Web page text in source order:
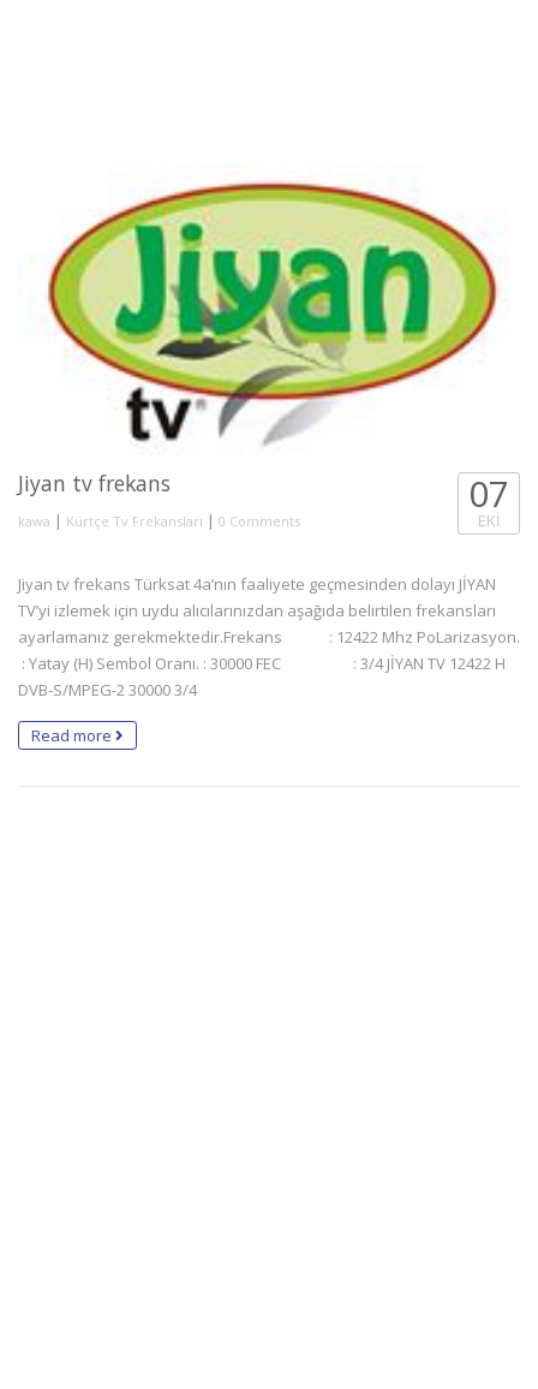
Jiyan tv frekans
kawa | Kürtçe Tv Frekansları | 0 Comments
07
EKI
Jiyan tv frekans Türksat 4a’nın faaliyete geçmesinden dolayı JİYAN
TV’yi izlemek için uydu alıcılarınızdan aşağıda belirtilen frekansları
ayarlamanız gerekmektedir.Frekans : 12422 Mhz PoLarizasyon.
: Yatay (H) Sembol Oranı. : 30000 FEC : 3/4 JİYAN TV 12422 H
DVB-S/MPEG-2 30000 3/4
Read more